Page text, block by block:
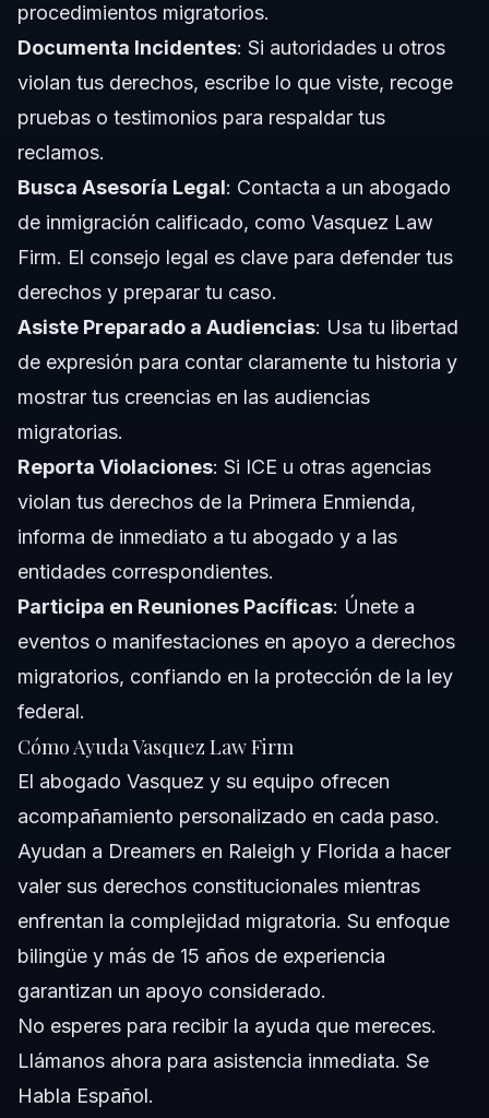
procedimientos migratorios.
Documenta Incidentes: Si autoridades u otros
violan tus derechos, escribe lo que viste, recoge
pruebas o testimonios para respaldar tus
reclamos.
Busca Asesoría Legal: Contacta a un abogado
de inmigración calificado, como Vasquez Law
Firm. El consejo legal es clave para defender tus
derechos y preparar tu caso.
Asiste Preparado a Audiencias: Usa tu libertad
de expresión para contar claramente tu historia y
mostrar tus creencias en las audiencias
migratorias.
Reporta Violaciones: Si ICE u otras agencias
violan tus derechos de la Primera Enmienda,
informa de inmediato a tu abogado y a las
entidades correspondientes.
Participa en Reuniones Pacíficas: Únete a
eventos o manifestaciones en apoyo a derechos
migratorios, confiando en la protección de la ley
federal.
Cómo Ayuda Vasquez Law Firm
El abogado Vasquez y su equipo ofrecen
acompañamiento personalizado en cada paso.
Ayudan a Dreamers en Raleigh y Florida a hacer
valer sus derechos constitucionales mientras
enfrentan la complejidad migratoria. Su enfoque
bilingüe y más de 15 años de experiencia
garantizan un apoyo considerado.
No esperes para recibir la ayuda que mereces.
Llámanos ahora para asistencia inmediata. Se
Habla Español.